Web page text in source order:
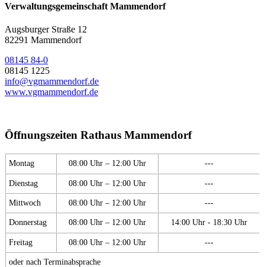
Verwaltungsgemeinschaft Mammendorf
Augsburger Straße 12
82291 Mammendorf
08145 84-0
08145 1225
info@vgmammendorf.de
www.vgmammendorf.de
Öffnungszeiten Rathaus Mammendorf
Montag 08:00 Uhr – 12:00 Uhr ---
Dienstag 08:00 Uhr – 12:00 Uhr ---
Mittwoch 08:00 Uhr – 12:00 Uhr ---
Donnerstag 08:00 Uhr – 12:00 Uhr 14:00 Uhr - 18:30 Uhr
Freitag 08:00 Uhr – 12:00 Uhr ---
oder nach Terminabsprache